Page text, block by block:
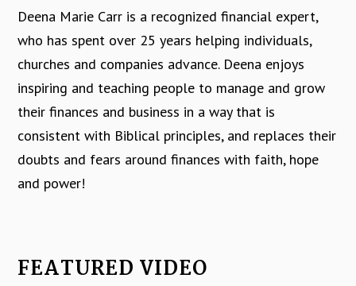
Deena Marie Carr is a recognized financial expert,
who has spent over 25 years helping individuals,
churches and companies advance. Deena enjoys
inspiring and teaching people to manage and grow
their finances and business in a way that is
consistent with Biblical principles, and replaces their
doubts and fears around finances with faith, hope
and power!
FEATURED VIDEO